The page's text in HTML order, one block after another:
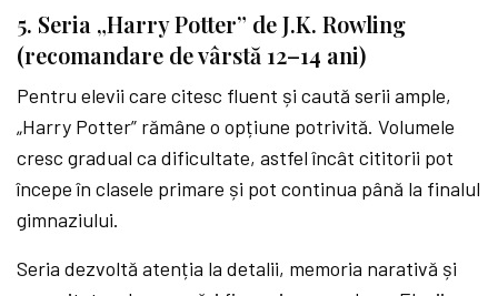
5. Seria „Harry Potter” de J.K. Rowling
(recomandare de vârstă 12–14 ani)
Pentru elevii care citesc fluent și caută serii ample,
„Harry Potter” rămâne o opțiune potrivită. Volumele
cresc gradual ca dificultate, astfel încât cititorii pot
începe în clasele primare și pot continua până la finalul
gimnaziului.
Seria dezvoltă atenția la detalii, memoria narativă și